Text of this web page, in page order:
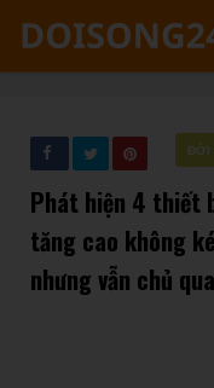
ĐỜI
Phát hiện 4 thiết
tăng cao không
nhưng vẫn chủ